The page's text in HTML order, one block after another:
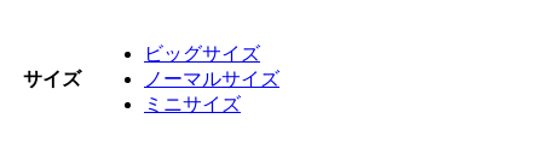
サイズ
ビッグサイズ
ノーマルサイズ
ミニサイズ